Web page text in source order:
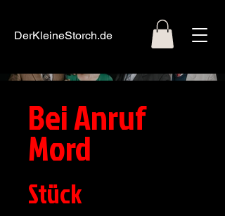
DerKleineStorch.de
Bei Anruf
Mord
Stück